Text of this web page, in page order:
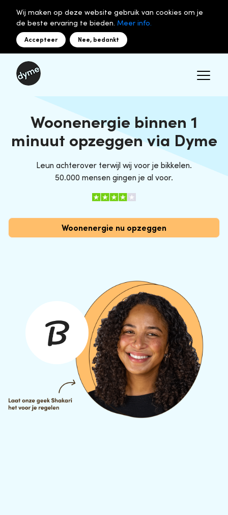
Wij maken op deze website gebruik van cookies om je
de beste ervaring te bieden. Meer info.
Accepteer Nee, bedankt
Woonenergie binnen 1
minuut opzeggen via Dyme
Leun achterover terwijl wij voor je bikkelen.
50.000 mensen gingen je al voor.
Woonenergie nu opzeggen